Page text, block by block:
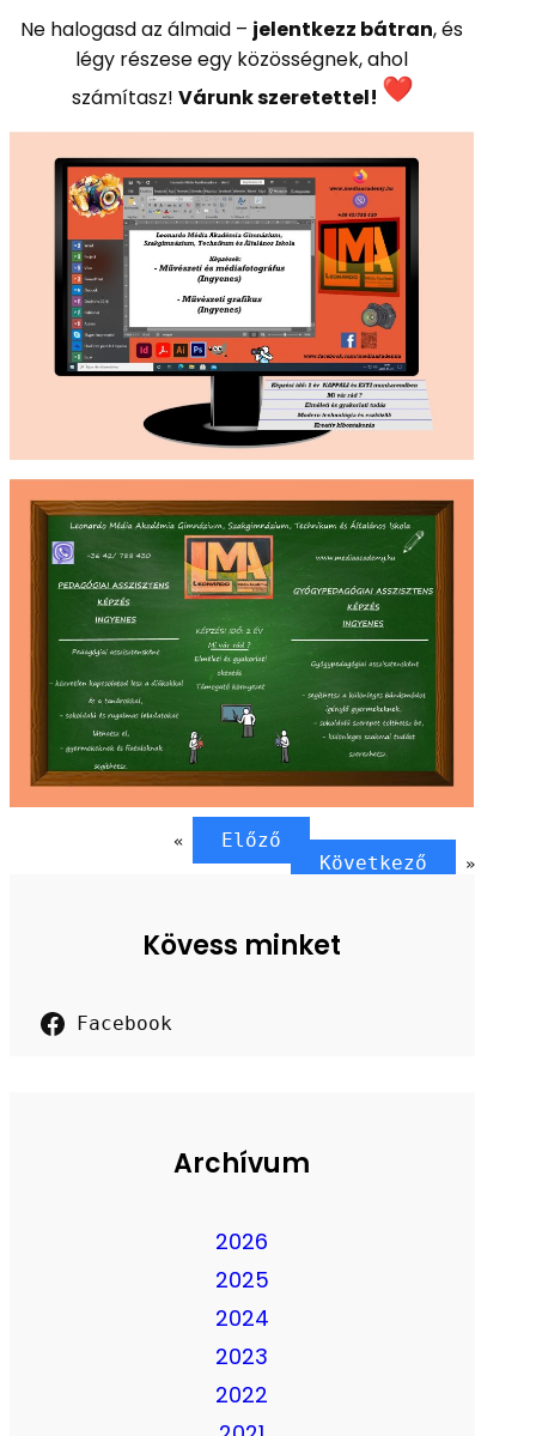
Ne halogasd az álmaid – jelentkezz bátran, és
légy részese egy közösségnek, ahol
számítasz! Várunk szeretettel!
«
Előző
Következő
»
Kövess minket
Facebook
Archívum
2026
2025
2024
2023
2022